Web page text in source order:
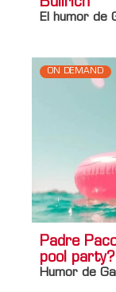
El humor de
ON DEMAND
Padre
pool party?
Humor de